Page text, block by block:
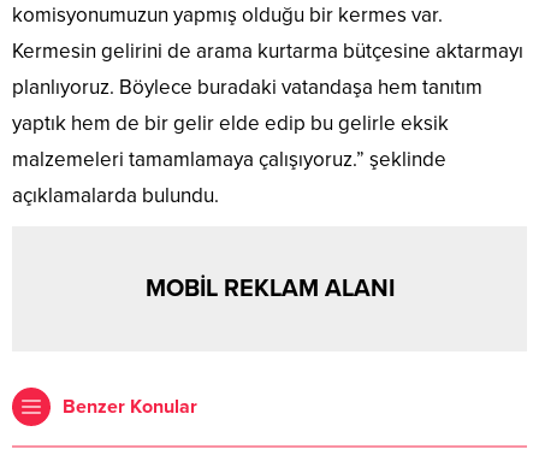
komisyonumuzun yapmış olduğu bir kermes var.
Kermesin gelirini de arama kurtarma bütçesine aktarmayı
planlıyoruz. Böylece buradaki vatandaşa hem tanıtım
yaptık hem de bir gelir elde edip bu gelirle eksik
malzemeleri tamamlamaya çalışıyoruz.” şeklinde
açıklamalarda bulundu.
MOBİL REKLAM ALANI
Benzer Konular